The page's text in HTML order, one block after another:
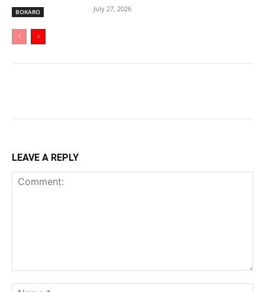
BOKARO July 27, 2026
LEAVE A REPLY